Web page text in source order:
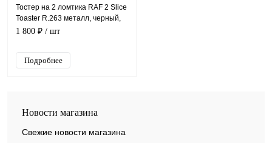
Тостер на 2 ломтика RAF 2 Slice
Toaster R.263 металл, черный,
650Вт
1 800 ₽ / шт
Подробнее
Новости магазина
Свежие новости магазина